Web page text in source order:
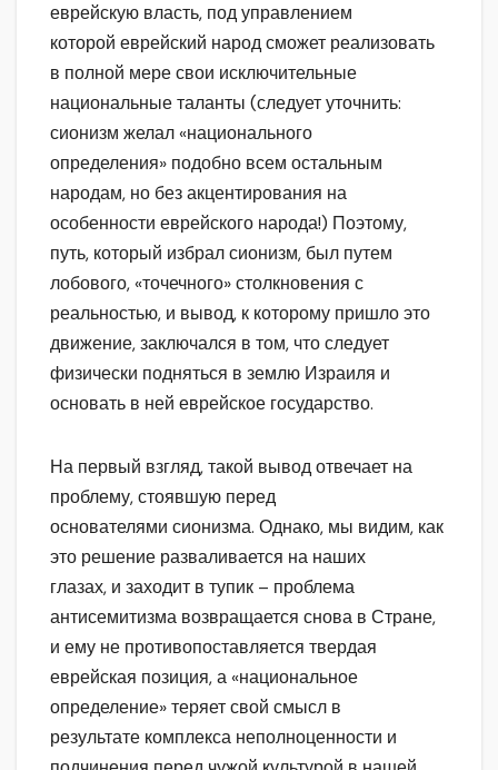
еврейскую власть, под управлением
которой еврейский народ сможет реализовать
в полной мере свои исключительные
национальные таланты (следует уточнить:
сионизм желал «национального
определения» подобно всем остальным
народам, но без акцентирования на
особенности еврейского народа!) Поэтому,
путь, который избрал сионизм, был путем
лобового, «точечного» столкновения с
реальностью, и вывод, к которому пришло это
движение, заключался в том, что следует
физически подняться в землю Израиля и
основать в ней еврейское государство.
На первый взгляд, такой вывод отвечает на
проблему, стоявшую перед
основателями сионизма. Однако, мы видим, как
это решение разваливается на наших
глазах, и заходит в тупик – проблема
антисемитизма возвращается снова в Стране,
и ему не противопоставляется твердая
еврейская позиция, а «национальное
определение» теряет свой смысл в
результате комплекса неполноценности и